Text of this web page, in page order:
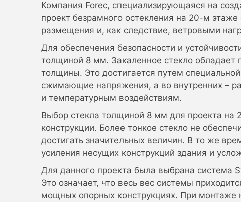
Компания Forec, специализирующаяся на
проект безрамного остекления на 20-м
размещения и, как следствие, ветровыми
Для обеспечения безопасности и
толщиной 8 мм. Закаленное стекло
толщины. Это достигается путем
сжимающие напряжения, а во внутренних –
и температурным воздействиям.
Выбор стекла толщиной 8 мм для проекта
конструкции. Более тонкое стекло не
достигать значительных величин. В то же
усиления несущих конструкций здания и
Для данного проекта была выбрана система
Это означает, что весь вес системы
мощных опорных конструкциях. При монтаже